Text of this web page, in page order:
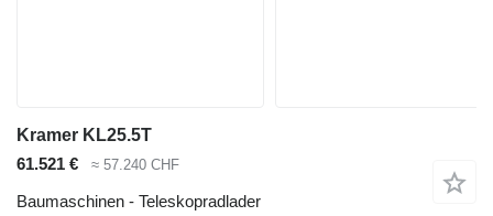
Kramer KL25.5T
61.521 €
≈ 57.240 CHF
Baumaschinen - Teleskopradlader